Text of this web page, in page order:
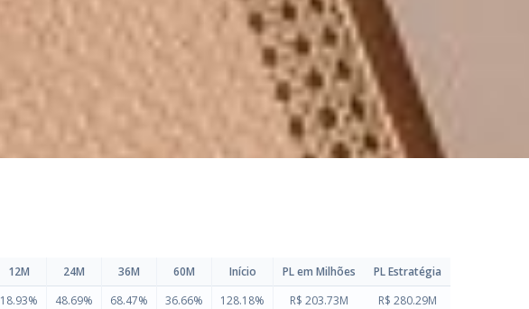
12M 24M 36M 60M Início PL em Milhões
PL Estratégia
18.93% 48.69% 68.47% 36.66% 128.18% R$ 203.73M
R$ 280.29M